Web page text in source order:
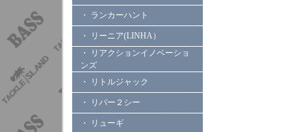
・ ランカーハント
・ リーニア(LINHA）
・ リアクションイノベーショ
ンズ
・ リトルジャック
・ リバー２シー
・ リューギ